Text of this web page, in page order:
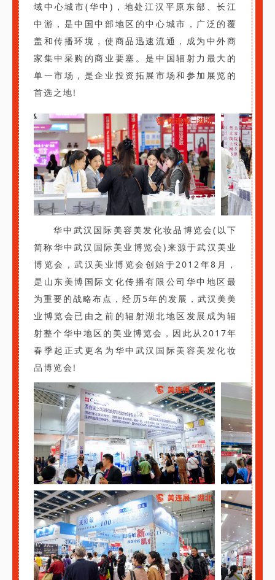
域中心城市(华中)，地处江汉平原东部、长江
中游，是中国中部地区的中心城市，广泛的覆
盖和传播环境，使商品迅速流通，成为中外商
家集中采购的商业要塞。是中国辐射力最大的
单一市场，是企业投资拓展市场和参加展览的
首选之地!
华中武汉国际美容美发化妆品博览会(以下
简称华中武汉国际美业博览会)来源于武汉美业
博览会，武汉美业博览会创始于2012年8月，
是山东美博国际文化传播有限公司华中地区最
为重要的战略布点，经历5年的发展，武汉美美
业博览会已由之前的辐射湖北地区发展成为辐
射整个华中地区的美业博览会，因此从2017年
春季起正式更名为华中武汉国际美容美发化妆
品博览会!